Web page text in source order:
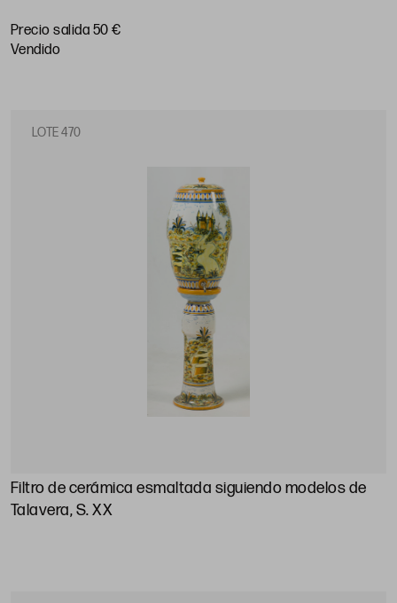
Precio salida 50 €
vendido
LOTE 470
Filtro de cerámica esmaltada siguiendo modelos de
Talavera, S. XX